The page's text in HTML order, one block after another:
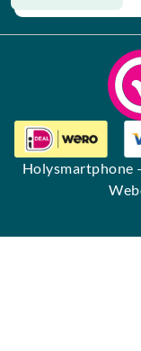
Alternative:
Holysmartphone